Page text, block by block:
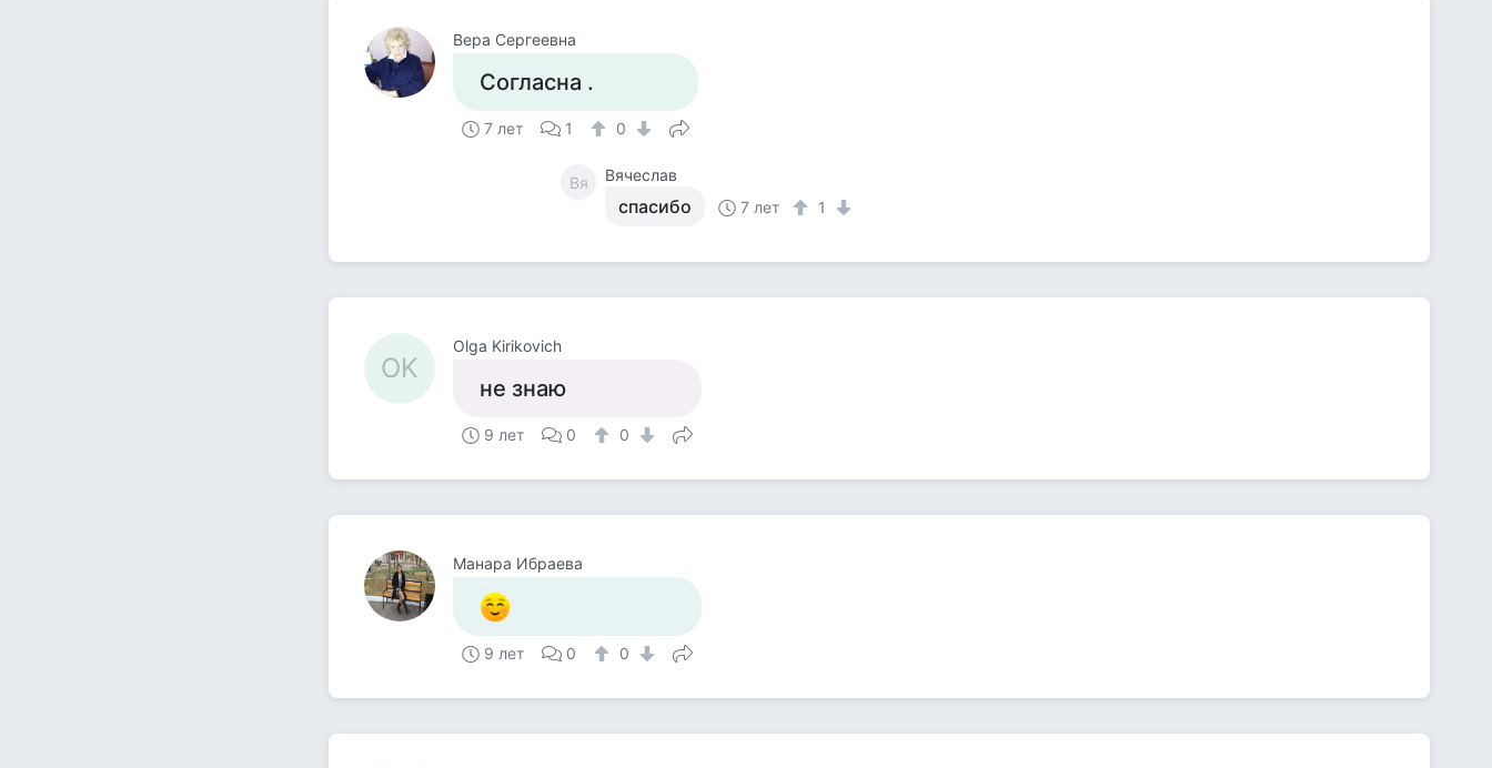
Вера Сергеевна
Согласна .
7 лет 1 0
Вя Вячеслав
спасибо 7 лет 1
OK
Olga Kirikovich
не знаю
9 лет 0 0
Манара Ибраева
9 лет 0 0